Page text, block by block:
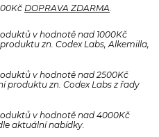
DOPRAVA ZDARMA
v hodnotě nad 1000Kč
zn. Codex Labs, Alkemilla,
v hodnotě nad 2500Kč
produktu zn. Codex Labs z řady
v hodnotě nad 4000Kč
aktuální nabídky.